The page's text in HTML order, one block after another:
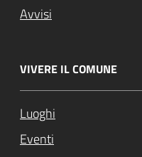
Avvisi
VIVERE IL COMUNE
Luoghi
Eventi